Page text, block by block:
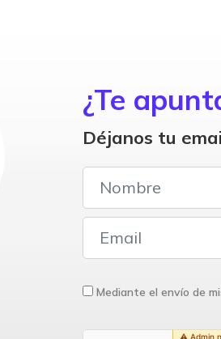
¿Te
Déjanos tu
Mediante el envío de